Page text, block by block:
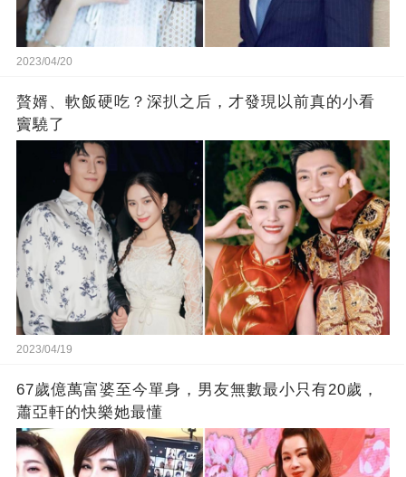
2023/04/20
贅婿、軟飯硬吃？深扒之后，才發現以前真的小看
竇驍了
2023/04/19
67歲億萬富婆至今單身，男友無數最小只有20歲，
蕭亞軒的快樂她最懂